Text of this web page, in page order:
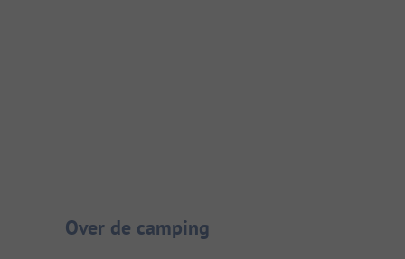
Camping introductie
Over de camping